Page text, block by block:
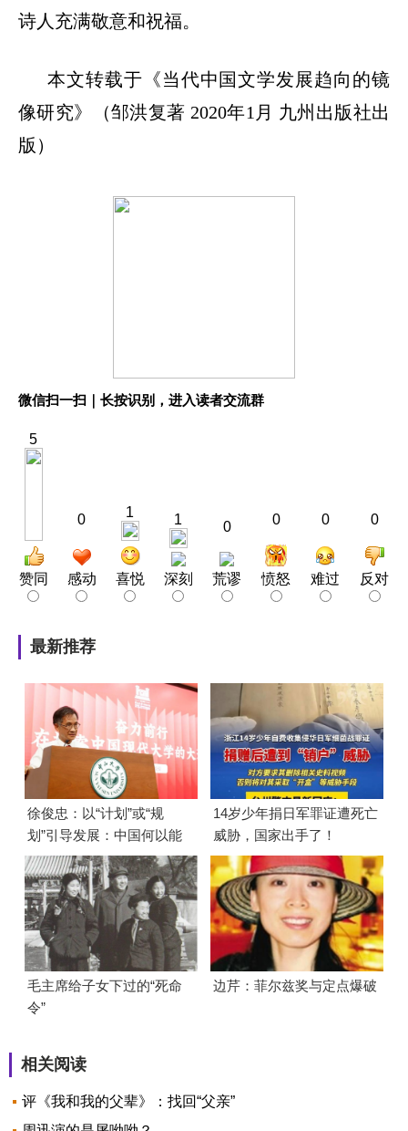
诗人充满敬意和祝福。
本文转载于《当代中国文学发展趋向的镜
像研究》（邹洪复著 2020年1月 九州出版社出
版）
微信扫一扫｜长按识别，进入读者交流群
5
赞同
0
感动
1
喜悦
1
深刻
0
荒谬
0
愤怒
0
难过
0
反对
最新推荐
徐俊忠：以“计划”或“规
划”引导发展：中国何以能
够成功
14岁少年捐日军罪证遭死亡
威胁，国家出手了！
毛主席给子女下过的“死命
令”
边芹：菲尔兹奖与定点爆破
相关阅读
评《我和我的父辈》：找回“父亲”